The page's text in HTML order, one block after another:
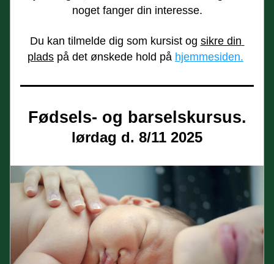
noget fanger din interesse.
Du kan tilmelde dig som kursist og sikre din
plads på det ønskede hold på hjemmesiden.
Fødsels- og barselskursus.
lørdag d. 8/11 2025